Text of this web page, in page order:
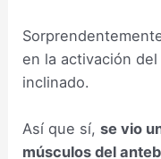
en la activación
inclinado.
Así que sí,se vio
músculos del